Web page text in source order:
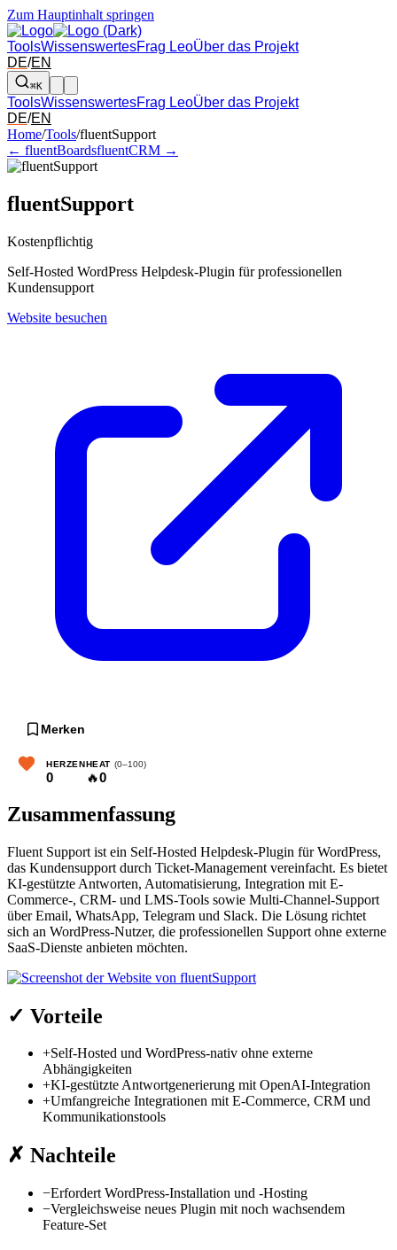
Zum Hauptinhalt springen
ToolsWissenswertesFrag LeoÜber das Projekt
DE/EN
⌘K
ToolsWissenswertesFrag LeoÜber das Projekt
DE/EN
Pfeil links und rechts: zum benachbarten Tool in der Übersicht
Home/Tools/fluentSupport
← fluentBoardsfluentCRM →
fluentSupport
Kostenpflichtig
Self-Hosted WordPress Helpdesk-Plugin für professionellen
Kundensupport
Website besuchen
Merken
HERZEN
0
HEAT (0–100)
🔥0
Zusammenfassung
Fluent Support ist ein Self-Hosted Helpdesk-Plugin für WordPress,
das Kundensupport durch Ticket-Management vereinfacht. Es bietet
KI-gestützte Antworten, Automatisierung, Integration mit E-
Commerce-, CRM- und LMS-Tools sowie Multi-Channel-Support
über Email, WhatsApp, Telegram und Slack. Die Lösung richtet
sich an WordPress-Nutzer, die professionellen Support ohne externe
SaaS-Dienste anbieten möchten.
✓ Vorteile
+Self-Hosted und WordPress-nativ ohne externe
Abhängigkeiten
+KI-gestützte Antwortgenerierung mit OpenAI-Integration
+Umfangreiche Integrationen mit E-Commerce, CRM und
Kommunikationstools
✗ Nachteile
−Erfordert WordPress-Installation und -Hosting
−Vergleichsweise neues Plugin mit noch wachsendem
Feature-Set